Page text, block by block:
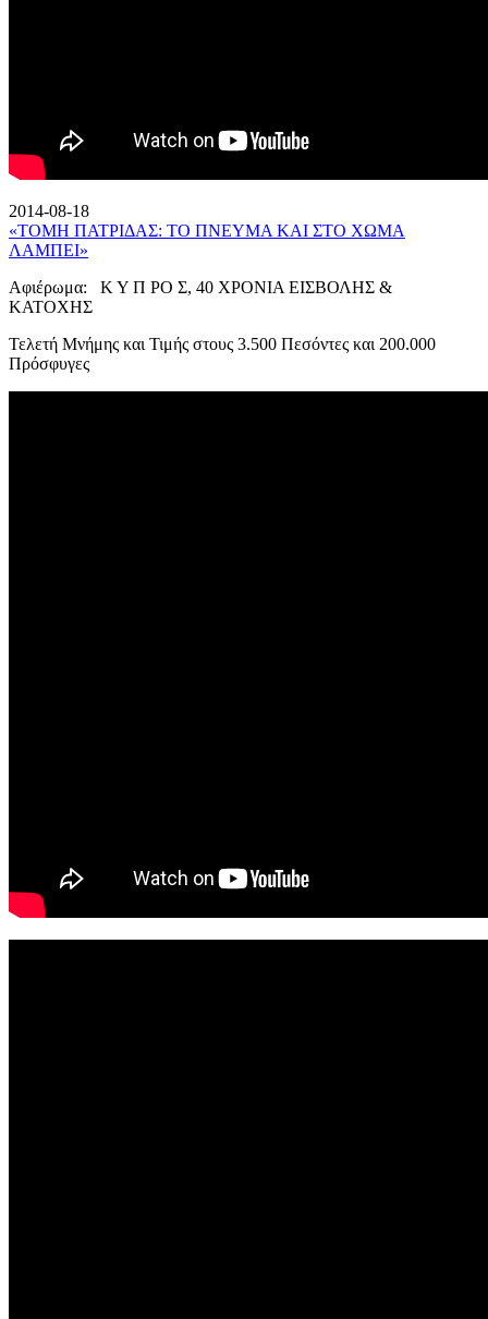
2014-08-18
«ΤΟΜΗ ΠΑΤΡΙΔΑΣ: ΤΟ ΠΝΕΥΜΑ ΚΑΙ ΣΤΟ ΧΩΜΑ
ΛΑΜΠΕΙ»
Αφιέρωμα: Κ Υ Π ΡΟ Σ, 40 ΧΡΟΝΙΑ ΕΙΣΒΟΛΗΣ &
ΚΑΤΟΧΗΣ
Τελετή Μνήμης και Τιμής στους 3.500 Πεσόντες και 200.000
Πρόσφυγες